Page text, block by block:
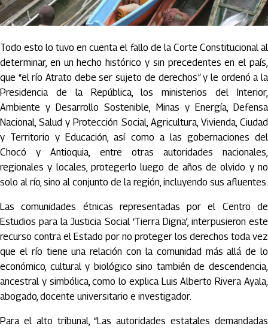
Todo esto lo tuvo en cuenta el fallo de la Corte Constitucional al
determinar, en un hecho histórico y sin precedentes en el país,
que “el río Atrato debe ser sujeto de derechos”y le ordenó a la
Presidencia de la República, los ministerios del Interior,
Ambiente y Desarrollo Sostenible, Minas y Energía, Defensa
Nacional, Salud y Protección Social, Agricultura, Vivienda, Ciudad
y Territorio y Educación, así como a las gobernaciones del
Chocó y Antioquia, entre otras autoridades nacionales,
regionales y locales, protegerlo luego de años de olvido y no
solo al río, sino al conjunto de la región, incluyendo sus afluentes.
Las comunidades étnicas representadas por el Centro de
Estudios para la Justicia Social ‘Tierra Digna’, interpusieron este
recurso contra el Estado por no proteger los derechos toda vez
que el río tiene una relación con la comunidad más allá de lo
económico, cultural y biológico sino también de descendencia,
ancestral y simbólica, como lo explica Luis Alberto Rivera Ayala,
abogado, docente universitario e investigador.
Para el alto tribunal, “Las autoridades estatales demandadas